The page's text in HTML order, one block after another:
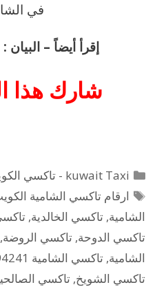
في
إقرأ أيضاً – البيان :
شارك هذا
التصنيفات
kuwait Taxi - تاكسي الكويت
الوسوم
ارقام تاكسي الشامية
الشامية, تاكسي الخالدية,
تاكسي الدوحة, تاكسي الروضة,
الشامية, تاكسي الشامية 69694241
تاكسي الشويخ, تاكسي